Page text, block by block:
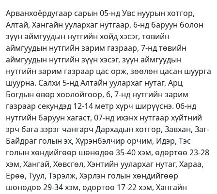
Арванхоёрдугаар сарын 05-нд Увс нуурын хотгор,
Алтай, Хангайн уулархаг нутгаар, 6-нд баруун болон
зүүн аймгуудын нутгийн хойд хэсэг, төвийн
аймгуудын нутгийн зарим газраар, 7-нд төвийн
аймгуудын нутгийн зүүн хэсэг, зүүн аймгуудын
нутгийн зарим газраар цас орж, зөөлөн цасан шуурга
шуурна. Салхи 5-нд Алтайн уулархаг нутаг, Арц
Богдын өвөр хоолойгоор, 6, 7-нд нутгийн зарим
газраар секундэд 12-14 метр хүрч ширүүснэ. 06-нд
нутгийн баруун хагаст, 07-нд ихэнх нутгаар хүйтний
эрч бага зэрэг чангарч Дархадын хотгор, Завхан, Заг-
Байдраг голын эх, Хүрэнбэлчир орчим, Идэр, Тэс
голын хөндийгөөр шөнөдөө 35-40 хэм, өдөртөө 23-28
хэм, Хангай, Хөвсгөл, Хэнтийн уулархаг нутаг, Хараа,
Ерөө, Туул, Тэрэлж, Хэрлэн голын хөндийгөөр
шөнөдөө 29-34 хэм, өдөртөө 17-22 хэм, Хангайн